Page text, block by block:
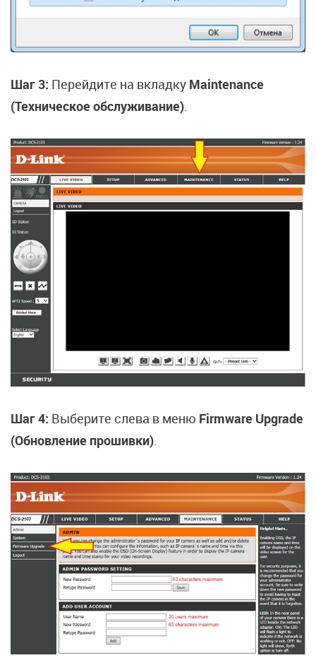
Шаг 3: Перейдите на вкладку Maintenance
(Техническое обслуживание)
Шаг 4: Выберите слева в меню Firmware Upgrade
(Обновление прошивки).